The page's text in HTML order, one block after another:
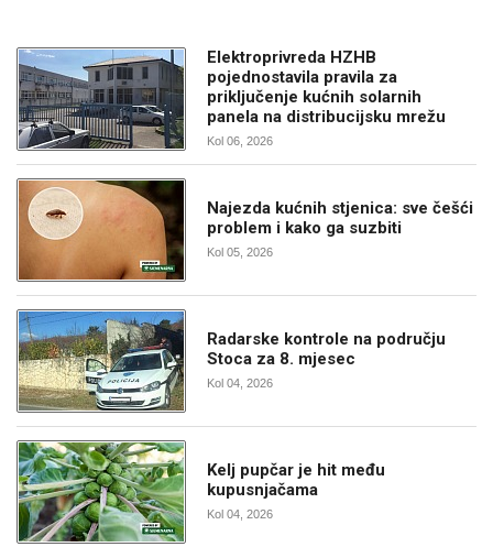
Elektroprivreda HZHB
pojednostavila pravila za
priključenje kućnih solarnih
panela na distribucijsku mrežu
Kol 06, 2026
Najezda kućnih stjenica: sve češći
problem i kako ga suzbiti
Kol 05, 2026
Radarske kontrole na području
Stoca za 8. mjesec
Kol 04, 2026
Kelj pupčar je hit među
kupusnjačama
Kol 04, 2026